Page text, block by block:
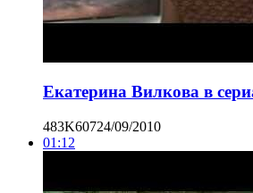
Екатерина Вилкова в
483K60724/09/2010
01:12